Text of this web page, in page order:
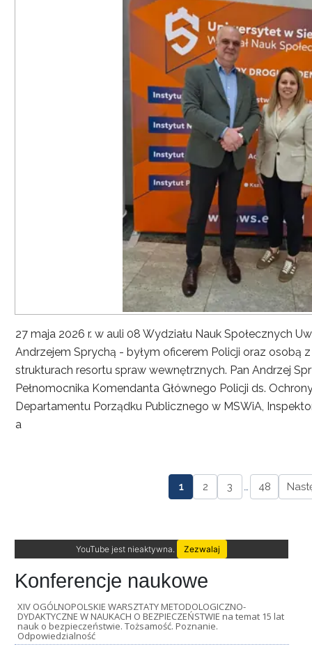
27 maja 2026 r. w auli 08 Wydziału Nauk Społecznych
Andrzejem Sprychą - byłym oficerem Policji oraz osobą
strukturach resortu spraw wewnętrznych. Pan Andrzej
Pełnomocnika Komendanta Głównego Policji ds.
Departamentu Porządku Publicznego w MSWiA,
a
1 2 3 … 48
YouTube jest nieaktywna. Zezwalaj
Konferencje naukowe
XIV OGÓLNOPOLSKIE WARSZTATY METODOLOGICZNO-
DYDAKTYCZNE W NAUKACH O BEZPIECZEŃSTWIE na temat 15 lat
nauk o bezpieczeństwie. Tożsamość. Poznanie.
Odpowiedzialność